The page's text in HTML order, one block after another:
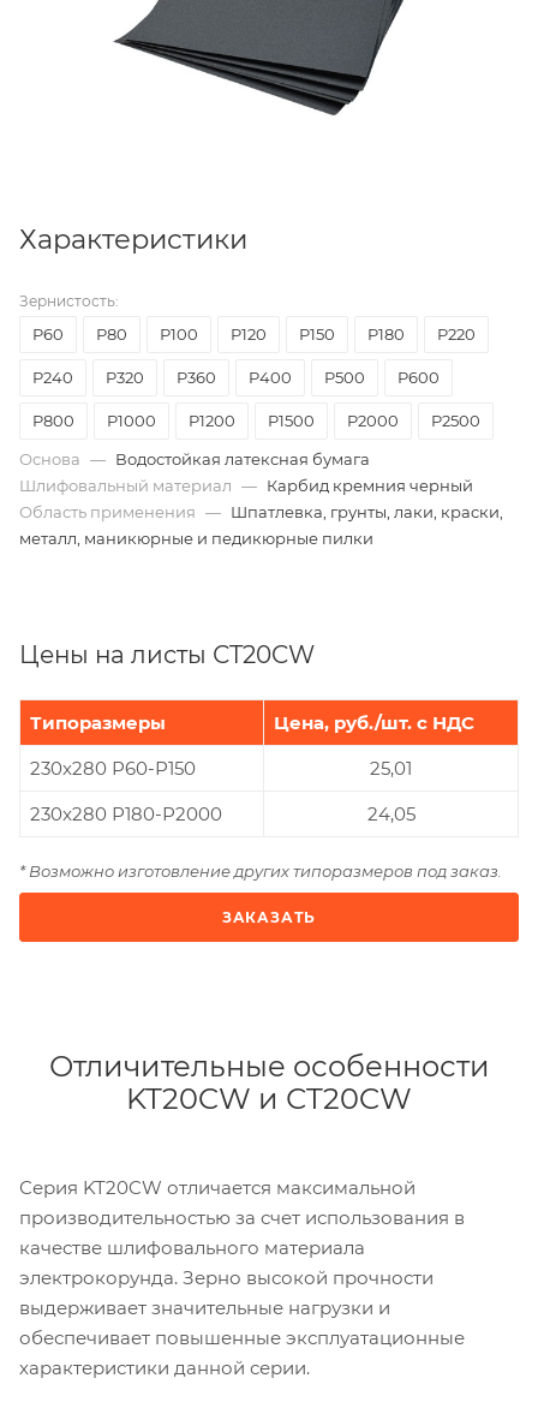
Характеристики
Зернистость:
P60 Р80 Р100 P120 P150 P180 P220
P240 P320 P360 P400 P500 P600
P800 P1000 P1200 P1500 P2000
P2500
Основа — Водостойкая латексная бумага
Шлифовальный материал — Карбид кремния черный
Область применения — Шпатлевка, грунты, лаки, краски,
металл, маникюрные и педикюрные пилки
Цены на листы СT20CW
Типоразмеры
Цена, руб./шт. с НДС
230x280 Р60-Р150
25,01
230x280 Р180-Р2000
24,05
* Возможно изготовление других типоразмеров под заказ.
ЗАКАЗАТЬ
Отличительные особенности
KT20CW и СT20CW
Серия KT20CW отличается максимальной
производительностью за счет использования в
качестве шлифовального материала
электрокорунда. Зерно высокой прочности
выдерживает значительные нагрузки и
обеспечивает повышенные эксплуатационные
характеристики данной серии.